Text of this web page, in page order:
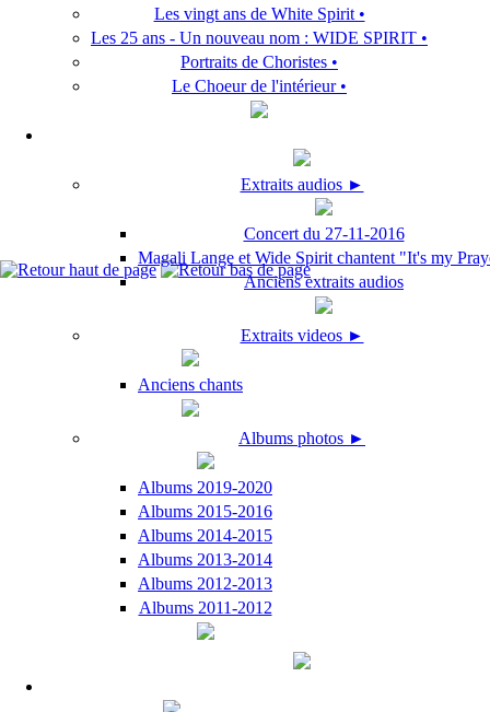
Les vingt ans de White Spirit •
Les 25 ans - Un nouveau nom : WIDE SPIRIT •
Portraits de Choristes •
Le Choeur de l'intérieur •
Extraits audios ►
Concert du 27-11-2016
Magali Lange et Wide Spirit chantent "It's my
Anciens extraits audios
Extraits videos ►
Anciens chants
Albums photos ►
Albums 2019-2020
Albums 2015-2016
Albums 2014-2015
Albums 2013-2014
Albums 2012-2013
Albums 2011-2012